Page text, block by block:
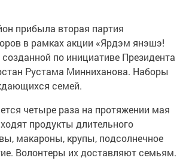
прибыла вторая партия
в рамках акции «Ярдэм янэшэ!
по инициативе Президента
Рустама Минниханова. Наборы
семей.
четыре раза на протяжении мая
продукты длительного
макароны, крупы, подсолнечное
Волонтеры их доставляют семьям.